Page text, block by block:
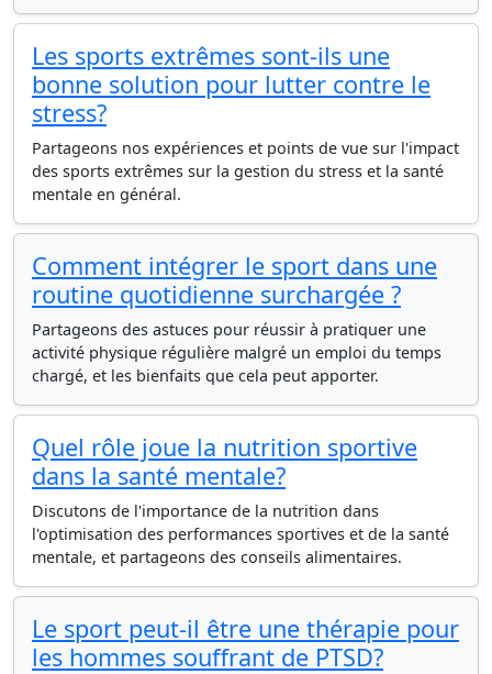
Les sports extrêmes sont-ils une
bonne solution pour lutter contre le
stress?
Partageons nos expériences et points de vue sur l'impact
des sports extrêmes sur la gestion du stress et la santé
mentale en général.
Comment intégrer le sport dans une
routine quotidienne surchargée ?
Partageons des astuces pour réussir à pratiquer une
activité physique régulière malgré un emploi du temps
chargé, et les bienfaits que cela peut apporter.
Quel rôle joue la nutrition sportive
dans la santé mentale?
Discutons de l'importance de la nutrition dans
l'optimisation des performances sportives et de la santé
mentale, et partageons des conseils alimentaires.
Le sport peut-il être une thérapie pour
les hommes souffrant de PTSD?